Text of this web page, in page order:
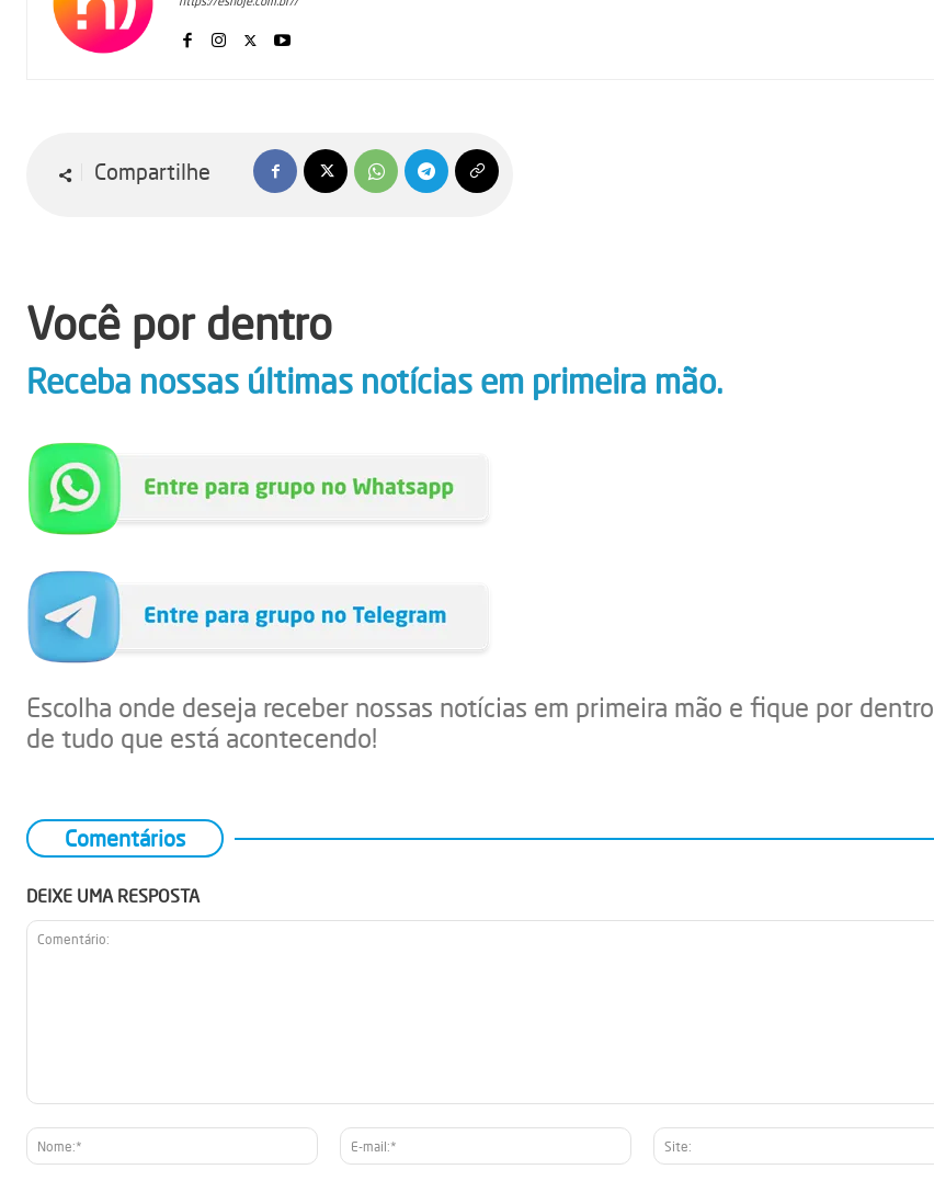
Compartilhe
Você por dentro
Receba nossas últimas notícias em primeira mão.
Escolha onde deseja receber nossas notícias em primeira mão e fique por dentro
de tudo que está acontecendo!
Comentários
DEIXE UMA RESPOSTA
Nome:*
E-
mail:*